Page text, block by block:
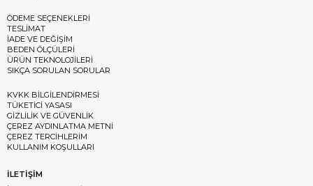
ÖDEME SEÇENEKLERİ
TESLİMAT
İADE VE DEĞİŞİM
BEDEN ÖLÇÜLERİ
ÜRÜN TEKNOLOJİLERİ
SIKÇA SORULAN SORULAR
KVKK BİLGİLENDİRMESİ
TÜKETİCİ YASASI
GİZLİLİK VE GÜVENLİK
ÇEREZ AYDINLATMA METNİ
ÇEREZ TERCİHLERİM
KULLANIM KOŞULLARI
İLETİŞİM